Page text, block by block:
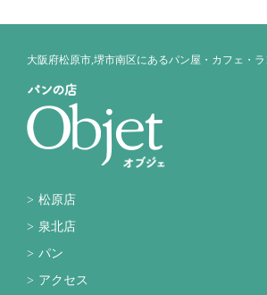
大阪府松原市,堺市南区にあるパン屋・カフェ・
松原店
泉北店
パン
アクセス